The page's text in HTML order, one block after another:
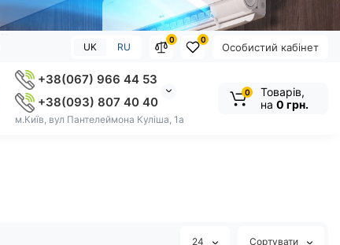
Особистий кабінет
0
0
UK RU
+38(067) 966 44 53
+38(093) 807 40 40
м.Київ, вул Пантелеймона Куліша, 1а
0
Товарів,
на 0 грн.
24 Сортувати